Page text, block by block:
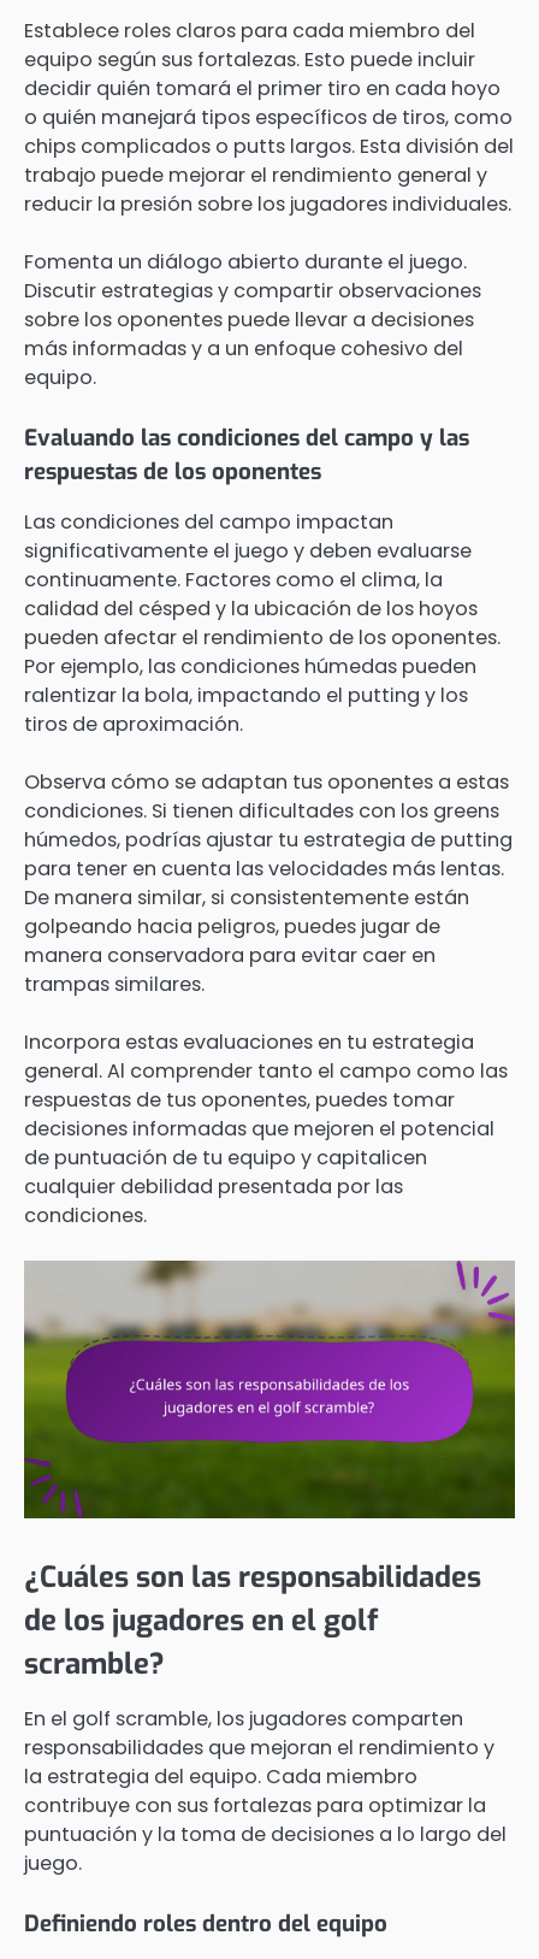
Establece roles claros para cada miembro del
equipo según sus fortalezas. Esto puede incluir
decidir quién tomará el primer tiro en cada hoyo
o quién manejará tipos específicos de tiros, como
chips complicados o putts largos. Esta división del
trabajo puede mejorar el rendimiento general y
reducir la presión sobre los jugadores individuales.
Fomenta un diálogo abierto durante el juego.
Discutir estrategias y compartir observaciones
sobre los oponentes puede llevar a decisiones
más informadas y a un enfoque cohesivo del
equipo.
Evaluando las condiciones del campo y las
respuestas de los oponentes
Las condiciones del campo impactan
significativamente el juego y deben evaluarse
continuamente. Factores como el clima, la
calidad del césped y la ubicación de los hoyos
pueden afectar el rendimiento de los oponentes.
Por ejemplo, las condiciones húmedas pueden
ralentizar la bola, impactando el putting y los
tiros de aproximación.
Observa cómo se adaptan tus oponentes a estas
condiciones. Si tienen dificultades con los greens
húmedos, podrías ajustar tu estrategia de putting
para tener en cuenta las velocidades más lentas.
De manera similar, si consistentemente están
golpeando hacia peligros, puedes jugar de
manera conservadora para evitar caer en
trampas similares.
Incorpora estas evaluaciones en tu estrategia
general. Al comprender tanto el campo como las
respuestas de tus oponentes, puedes tomar
decisiones informadas que mejoren el potencial
de puntuación de tu equipo y capitalicen
cualquier debilidad presentada por las
condiciones.
¿Cuáles son las responsabilidades
de los jugadores en el golf
scramble?
En el golf scramble, los jugadores comparten
responsabilidades que mejoran el rendimiento y
la estrategia del equipo. Cada miembro
contribuye con sus fortalezas para optimizar la
puntuación y la toma de decisiones a lo largo del
juego.
Definiendo roles dentro del equipo